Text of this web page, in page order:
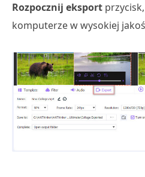
Rozpocznij eksport
komputerze w wysokiej